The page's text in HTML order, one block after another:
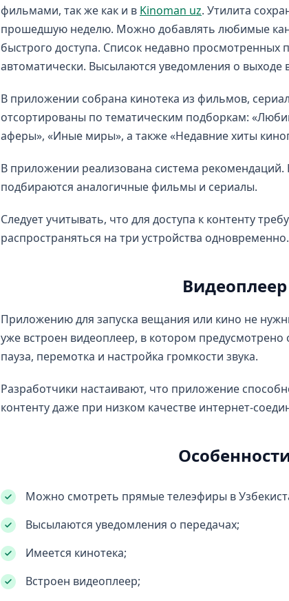
фильмами, так же как и в Kinoman uz. Утилита
прошедшую неделю. Можно добавлять любимые
быстрого доступа. Список недавно просмотренных
автоматически. Высылаются уведомления о
В приложении собрана кинотека из фильмов,
отсортированы по тематическим подборкам:
аферы», «Иные миры», а также «Недавние хиты
В приложении реализована система
подбираются аналогичные фильмы и сериалы.
Следует учитывать, что для доступа к контенту
распространяться на три устройства одновременно.
Видеоплеер
Приложению для запуска вещания или кино не
уже встроен видеоплеер, в котором предусмотрено
пауза, перемотка и настройка громкости звука.
Разработчики настаивают, что приложение
контенту даже при низком качестве интернет-
Можно смотреть прямые телеэфиры в
Высылаются уведомления о передачах;
Имеется кинотека;
Встроен видеоплеер;